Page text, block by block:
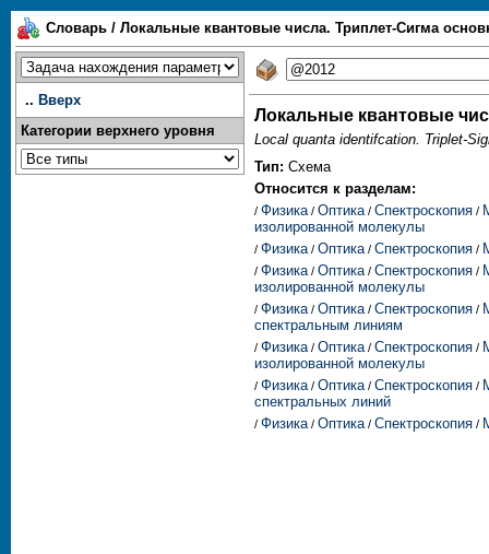
Словарь / Локальные квантовые числа. Триплет-Сигма
.. Вверх
Категории верхнего уровня
Локальные квантовые
Local quanta identifcation. Triplet-
Тип: Схема
Относится к разделам:
/ Физика / Оптика / Спектроскопия /
изолированной молекулы
/ Физика / Оптика / Спектроскопия /
/ Физика / Оптика / Спектроскопия /
изолированной молекулы
/ Физика / Оптика / Спектроскопия /
спектральным линиям
/ Физика / Оптика / Спектроскопия /
изолированной молекулы
/ Физика / Оптика / Спектроскопия /
спектральных линий
/ Физика / Оптика / Спектроскопия /